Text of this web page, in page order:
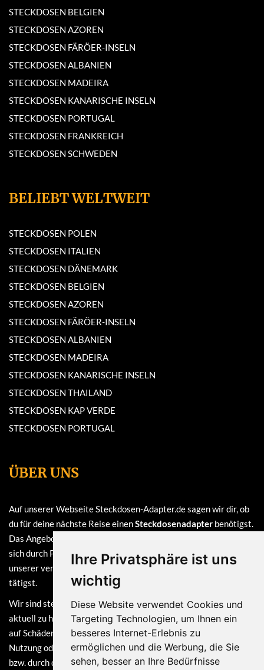
Ihre Privatsphäre ist uns
wichtig
Diese Website verwendet Cookies und
Targeting Technologien, um Ihnen ein
besseres Internet-Erlebnis zu
ermöglichen und die Werbung, die Sie
sehen, besser an Ihre Bedürfnisse
STECKDOSEN BELGIEN
STECKDOSEN AZOREN
STECKDOSEN FÄRÖER-INSELN
STECKDOSEN ALBANIEN
STECKDOSEN MADEIRA
STECKDOSEN KANARISCHE INSELN
STECKDOSEN PORTUGAL
STECKDOSEN FRANKREICH
STECKDOSEN SCHWEDEN
BELIEBT WELTWEIT
STECKDOSEN POLEN
STECKDOSEN ITALIEN
STECKDOSEN DÄNEMARK
STECKDOSEN BELGIEN
STECKDOSEN AZOREN
STECKDOSEN FÄRÖER-INSELN
STECKDOSEN ALBANIEN
STECKDOSEN MADEIRA
STECKDOSEN KANARISCHE INSELN
STECKDOSEN THAILAND
STECKDOSEN KAP VERDE
STECKDOSEN PORTUGAL
ÜBER UNS
Auf unserer Webseite Steckdosen-Adapter.de sagen wir dir, ob
du für deine nächste Reise einenSteckdosenadapter benötigst.
Das Angebot auf dieser Webseite ist
sich durch Provisionen, die wir erhalten, sofern du bei einem
unserer verlinkten Partner (z.B. Amazon) eine Bestellung
tätigst.
Wir sind stets bemüht, die Informationen auf dieser Webseite
aktuell zu halten. Dennoch sind Haftungsansprüche, welche sich
auf Schäden materieller oder ideeller Art beziehen, die durch die
Nutzung oder Nichtnutzung der dargebotenen Informationen
bzw. durch die Nutzung fehlerhafter und unvollständiger